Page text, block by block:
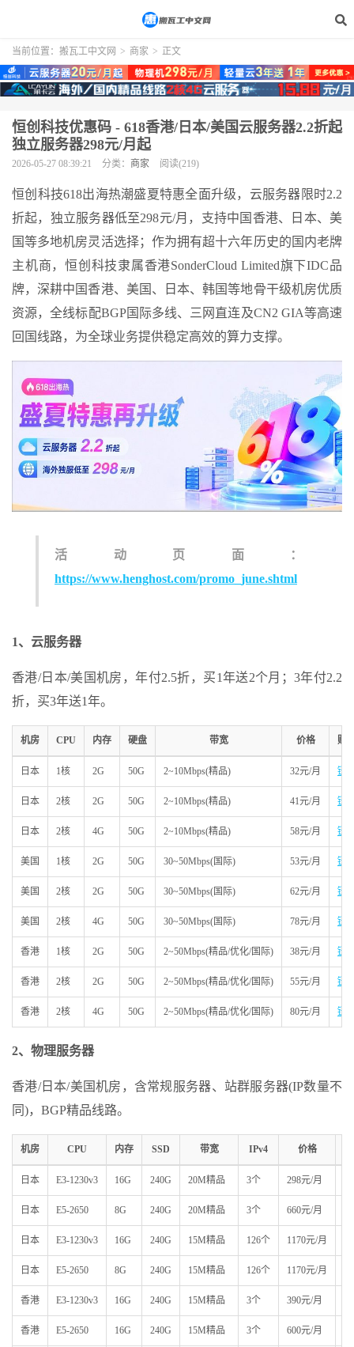
当前位置： 搬瓦工中文网 > 商家 > 正文
恒创科技优惠码 - 618香港/日本/美国云服务器2.2折起
独立服务器298元/月起
2026-05-27 08:39:21 分类： 商家 阅读(219)
恒创科技618出海热潮盛夏特惠全面升级，云服务器限时2.2
折起，独立服务器低至298元/月，支持中国香港、日本、美
国等多地机房灵活选择；作为拥有超十六年历史的国内老牌
主机商，恒创科技隶属香港SonderCloud Limited旗下IDC品
牌，深耕中国香港、美国、日本、韩国等地骨干级机房优质
资源，全线标配BGP国际多线、三网直连及CN2 GIA等高速
回国线路，为全球业务提供稳定高效的算力支撑。
活动页面：
https://www.henghost.com/promo_june.shtml
1、云服务器
香港/日本/美国机房，年付2.5折，买1年送2个月；3年付2.2
折，买3年送1年。
机房 CPU 内存 硬盘 带宽 价格 购
日本 1核 2G 50G 2~10Mbps(精品) 32元/月 链
日本 2核 2G 50G 2~10Mbps(精品) 41元/月 链
日本 2核 4G 50G 2~10Mbps(精品) 58元/月 链
美国 1核 2G 50G 30~50Mbps(国际) 53元/月 链
美国 2核 2G 50G 30~50Mbps(国际) 62元/月 链
美国 2核 4G 50G 30~50Mbps(国际) 78元/月 链
香港 1核 2G 50G 2~50Mbps(精品/优化/国际) 38元/月 链
香港 2核 2G 50G 2~50Mbps(精品/优化/国际) 55元/月 链
香港 2核 4G 50G 2~50Mbps(精品/优化/国际) 80元/月 链
2、物理服务器
香港/日本/美国机房，含常规服务器、站群服务器(IP数量不
同)，BGP精品线路。
机房 CPU 内存 SSD 带宽 IPv4 价格
日本 E3-1230v3 16G 240G 20M精品 3个 298元/月
日本 E5-2650 8G 240G 20M精品 3个 660元/月
日本 E3-1230v3 16G 240G 15M精品 126个 1170元/月
日本 E5-2650 8G 240G 15M精品 126个 1170元/月
香港 E3-1230v3 16G 240G 15M精品 3个 390元/月
香港 E5-2650 16G 240G 15M精品 3个 600元/月